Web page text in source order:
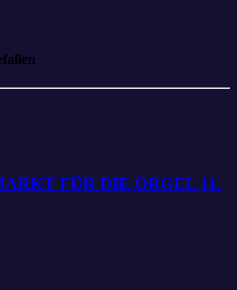
FÜR DIE ORGEL 11.